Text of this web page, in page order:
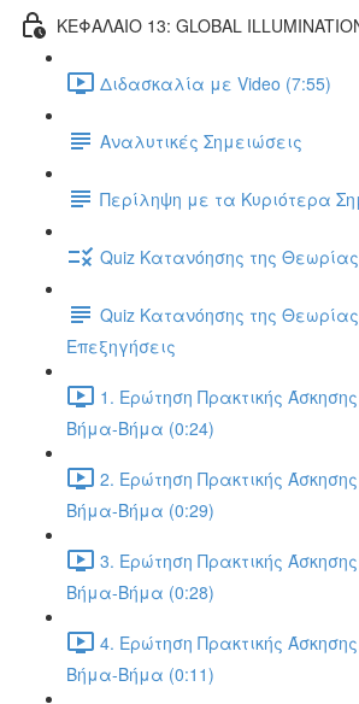
ΚΕΦΑΛΑΙΟ 13: GLOBAL
Διδασκαλία με Video (7:55)
Αναλυτικές Σημειώσεις
Περίληψη με τα Κυριότερα
Quiz Κατανόησης της
Quiz Κατανόησης της
Επεξηγήσεις
1. Ερώτηση Πρακτικής
Βήμα-Βήμα (0:24)
2. Ερώτηση Πρακτικής
Βήμα-Βήμα (0:29)
3. Ερώτηση Πρακτικής
Βήμα-Βήμα (0:28)
4. Ερώτηση Πρακτικής
Βήμα-Βήμα (0:11)